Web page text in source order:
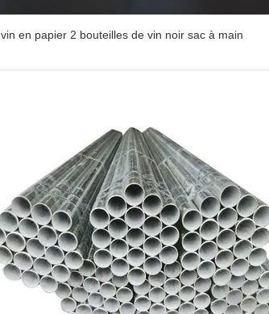
en papier 2 bouteilles de vin noir sac à main